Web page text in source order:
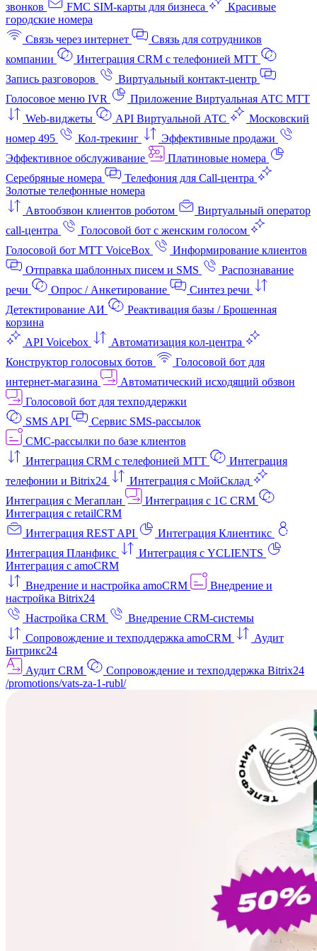
звонков
FMC SIM-карты для бизнеса
Красивые
городские номера
Связь через интернет
Связь для сотрудников
компании
Интеграция CRM с телефонией МТТ
Запись разговоров
Виртуальный контакт‑центр
Голосовое меню IVR
Приложение Виртуальная АТС МТТ
Web-виджеты
API Виртуальной АТС
Московский
номер 495
Кол-трекинг
Эффективные продажи
Эффективное обслуживание
Платиновые номера
Серебряные номера
Телефония для Call-центра
Золотые телефонные номера
Автообзвон клиентов роботом
Виртуальный оператор
call-центра
Голосовой бот с женским голосом
Голосовой бот МТТ VoiceBox
Информирование клиентов
Отправка шаблонных писем и SMS
Распознавание
речи
Опрос / Анкетирование
Синтез речи
Детектирование АИ
Реактивация базы / Брошенная
корзина
API Voicebox
Автоматизация кол‑центра
Конструктор голосовых ботов
Голосовой бот для
интернет‑магазина
Автоматический исходящий обзвон
Голосовой бот для техподдержки
SMS API
Сервис SMS-рассылок
СМС-рассылки по базе клиентов
Интеграция CRM с телефонией МТТ
Интеграция
телефонии и Bitrix24
Интеграция с МойСклад
Интеграция с Мегаплан
Интеграция с 1C CRM
Интеграция с retailCRM
Интеграция REST API
Интеграция Клиентикс
Интеграция Планфикс
Интеграция с YCLIENTS
Интеграция с amoCRM
Внедрение и настройка amoCRM
Внедрение и
настройка Bitrix24
Настройка CRM
Внедрение CRM-системы
Сопровождение и техподдержка amoCRM
Аудит
Битрикс24
Аудит CRM
Сопровождение и техподдержка Bitrix24
/promotions/vats-za-1-rubl/